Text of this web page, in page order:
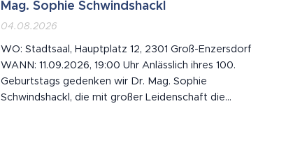
Mag. Sophie Schwindshackl
04.08.2026
WO: Stadtsaal, Hauptplatz 12, 2301 Groß-Enzersdorf
WANN: 11.09.2026, 19:00 Uhr Anlässlich ihres 100.
Geburtstags gedenken wir Dr. Mag. Sophie
Schwindshackl, die mit großer Leidenschaft die